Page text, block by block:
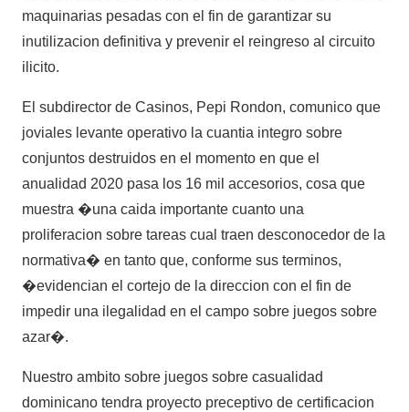
maquinarias pesadas con el fin de garantizar su
inutilizacion definitiva y prevenir el reingreso al circuito
ilicito.
El subdirector de Casinos, Pepi Rondon, comunico que
joviales levante operativo la cuantia integro sobre
conjuntos destruidos en el momento en que el
anualidad 2020 pasa los 16 mil accesorios, cosa que
muestra �una caida importante cuanto una
proliferacion sobre tareas cual traen desconocedor de la
normativa� en tanto que, conforme sus terminos,
�evidencian el cortejo de la direccion con el fin de
impedir una ilegalidad en el campo sobre juegos sobre
azar�.
Nuestro ambito sobre juegos sobre casualidad
dominicano tendra proyecto preceptivo de certificacion